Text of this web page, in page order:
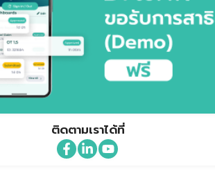
ติดตามเราได้ที่